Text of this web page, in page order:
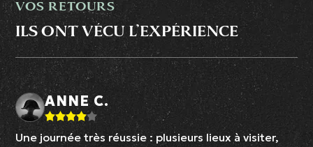
VOS RETOURS
ILS ONT VÉCU L’EXPÉRIENCE
ANNE C.
Une journée très réussie : plusieurs lieux à visiter,